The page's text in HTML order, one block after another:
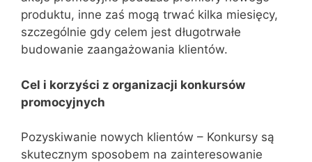
produktu, inne zaś mogą trwać kilka miesięcy,
szczególnie gdy celem jest długotrwałe
budowanie zaangażowania klientów.
Cel i korzyści z organizacji konkursów
promocyjnych
Pozyskiwanie nowych klientów – Konkursy są
skutecznym sposobem na zainteresowanie